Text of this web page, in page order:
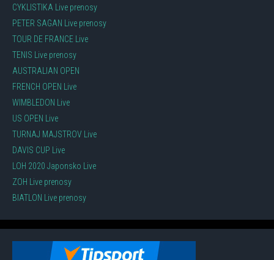
CYKLISTIKA Live prenosy
PETER SAGAN Live prenosy
TOUR DE FRANCE Live
TENIS Live prenosy
AUSTRALIAN OPEN
FRENCH OPEN Live
WIMBLEDON Live
US OPEN Live
TURNAJ MAJSTROV Live
DAVIS CUP Live
LOH 2020 Japonsko Live
ZOH Live prenosy
BIATLON Live prenosy